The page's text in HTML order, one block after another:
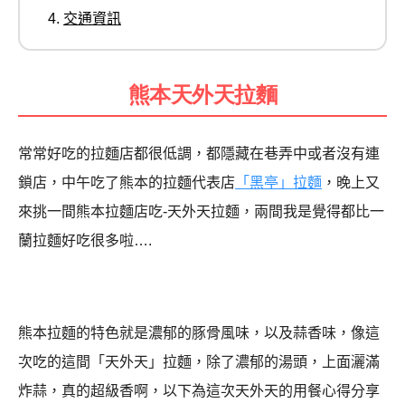
交通資訊
熊本天外天拉麵
常常好吃的拉麵店都很低調，都隱藏在巷弄中或者沒有連
鎖店，中午吃了熊本的拉麵代表店 「黑亭」拉麵 ，晚上又
來挑一間熊本拉麵店吃-天外天拉麵，兩間我是覺得都比一
蘭拉麵好吃很多啦….
熊本拉麵的特色就是濃郁的豚骨風味，以及蒜香味，像這
次吃的這間「天外天」拉麵，除了濃郁的湯頭，上面灑滿
炸蒜，真的超級香啊，以下為這次天外天的用餐心得分享